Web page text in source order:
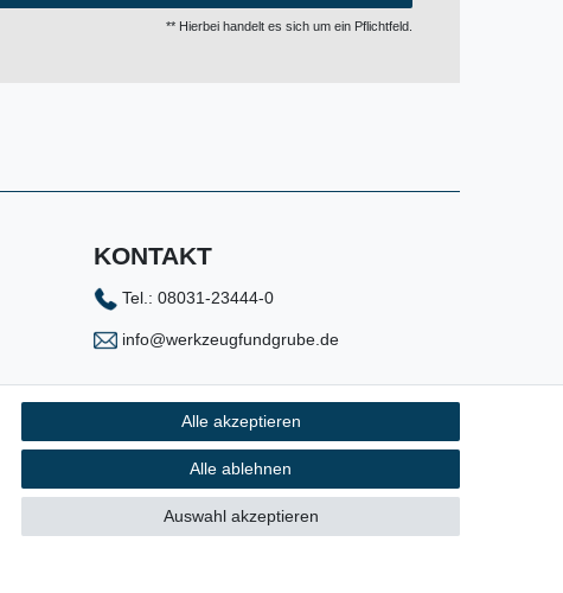
** Hierbei handelt es sich um ein Pflichtfeld.
KONTAKT
Tel.: 08031-23444-0
info@werkzeugfundgrube.de
Alle akzeptieren
Alle ablehnen
Auswahl akzeptieren